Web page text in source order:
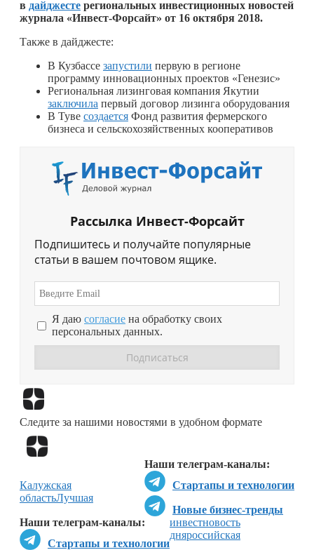
в дайджесте региональных инвестиционных новостей
журнала «Инвест-Форсайт» от 16 октября 2018.
Также в дайджесте:
В Кузбассе запустили первую в регионе
программу инновационных проектов «Генезис»
Региональная лизинговая компания Якутии
заключила первый договор лизинга оборудования
В Туве создается Фонд развития фермерского
бизнеса и сельскохозяйственных кооперативов
Рассылка Инвест-Форсайт
Подпишитесь и получайте популярные
статьи в вашем почтовом ящике.
Я даю согласие на обработку своих
персональных данных.
Следите за нашими новостями в удобном формате
Наши телеграм-каналы:
Стартапы и технологии
Новые бизнес-тренды
Наши телеграм-каналы:
Стартапы и технологии
Калужская
областьЛучшая
инвестновость
дняроссийская